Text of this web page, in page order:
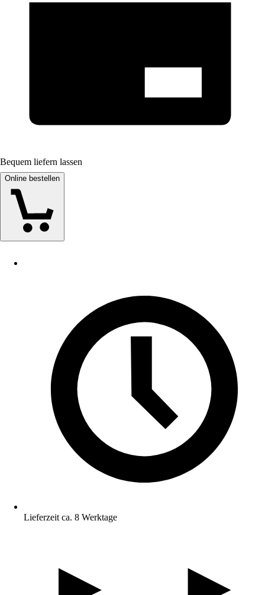
Bequem liefern lassen
Online bestellen
Lieferzeit ca. 8 Werktage